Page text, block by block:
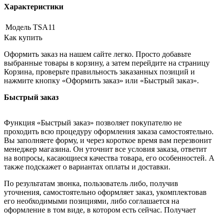
Характеристики
Модель TSA11
Как купить
Оформить заказ на нашем сайте легко. Просто добавьте
выбранные товары в корзину, а затем перейдите на страницу
Корзина, проверьте правильность заказанных позиций и
нажмите кнопку «Оформить заказ» или «Быстрый заказ».
Быстрый заказ
Функция «Быстрый заказ» позволяет покупателю не
проходить всю процедуру оформления заказа самостоятельно.
Вы заполняете форму, и через короткое время вам перезвонит
менеджер магазина. Он уточнит все условия заказа, ответит
на вопросы, касающиеся качества товара, его особенностей. А
также подскажет о вариантах оплаты и доставки.
По результатам звонка, пользователь либо, получив
уточнения, самостоятельно оформляет заказ, укомплектовав
его необходимыми позициями, либо соглашается на
оформление в том виде, в котором есть сейчас. Получает